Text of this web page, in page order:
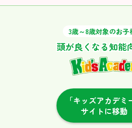
3歳～8歳対象のお子
頭が良くなる知能
「キッズアカデミ
サイトに移動